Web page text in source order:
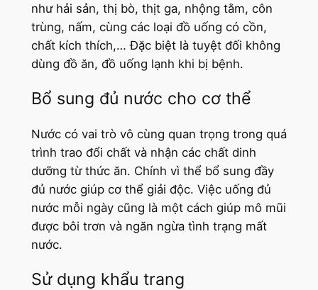
như hải sản, thị bò, thịt ga, nhộng tằm, côn
trùng, nấm, cùng các loại đồ uống có cồn,
chất kích thích,… Đặc biệt là tuyệt đối không
dùng đồ ăn, đồ uống lạnh khi bị bệnh.
Bổ sung đủ nước cho cơ thể
Nước có vai trò vô cùng quan trọng trong quá
trình trao đổi chất và nhận các chất dinh
dưỡng từ thức ăn. Chính vì thể bổ sung đầy
đủ nước giúp cơ thể giải độc. Việc uống đủ
nước mỗi ngày cũng là một cách giúp mô mũi
được bôi trơn và ngăn ngừa tình trạng mất
nước.
Sử dụng khẩu trang